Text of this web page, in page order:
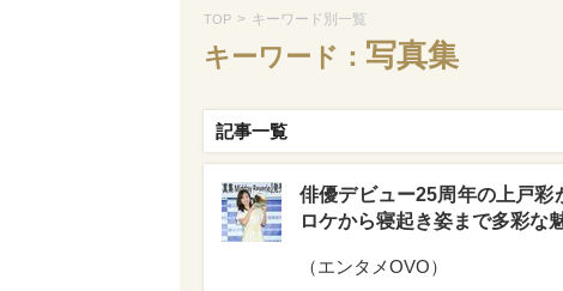
TOP > キーワード別一覧
キーワード： 写真集
記事一覧
俳優デビュー25周年の上戸
ロケから寝起き姿まで多彩な
（エンタメOVO）